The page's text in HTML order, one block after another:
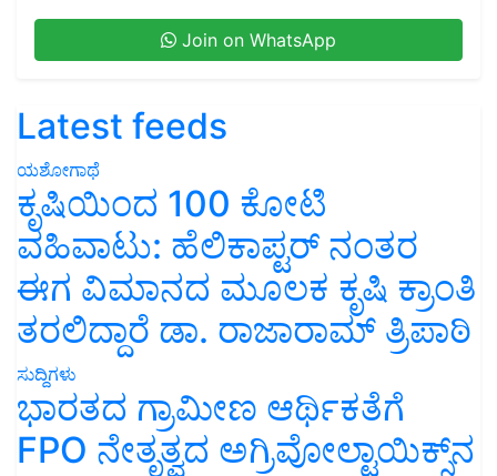
Join on WhatsApp
Latest feeds
ಯಶೋಗಾಥೆ
ಕೃಷಿಯಿಂದ 100 ಕೋಟಿ
ವಹಿವಾಟು: ಹೆಲಿಕಾಪ್ಟರ್ ನಂತರ
ಈಗ ವಿಮಾನದ ಮೂಲಕ ಕೃಷಿ ಕ್ರಾಂತಿ
ತರಲಿದ್ದಾರೆ ಡಾ. ರಾಜಾರಾಮ್ ತ್ರಿಪಾಠಿ
ಸುದ್ದಿಗಳು
ಭಾರತದ ಗ್ರಾಮೀಣ ಆರ್ಥಿಕತೆಗೆ
FPO ನೇತೃತ್ವದ ಅಗ್ರಿವೋಲ್ಟಾಯಿಕ್ಸ್‌ನ